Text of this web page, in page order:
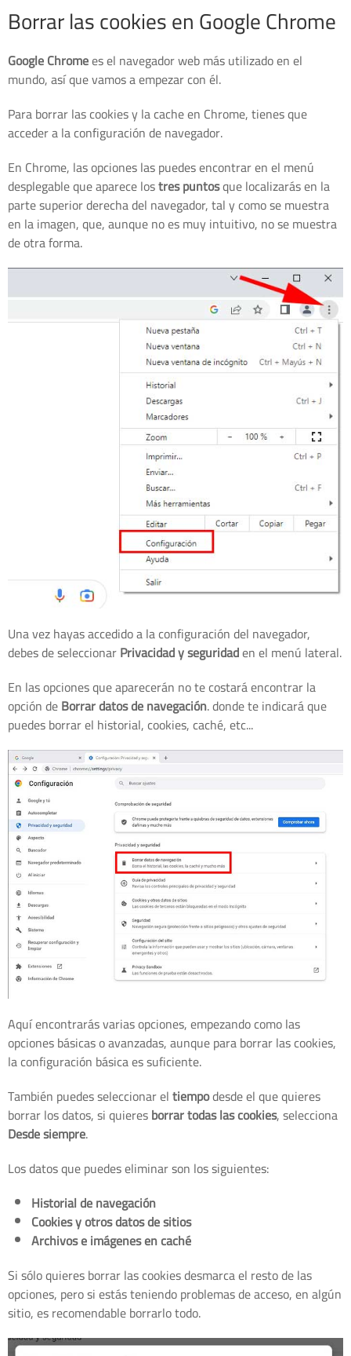
Borrar las cookies en Google Chrome
Google Chromees el navegador web más utilizado en el
mundo, así que vamos a empezar con él.
Para borrar las cookies y la cache en Chrome, tienes que
acceder a la configuración de navegador.
En Chrome, las opciones las puedes encontrar en el menú
desplegable que aparece lostres puntosque localizarás en la
parte superior derecha del navegador, tal y como se muestra
en la imagen, que, aunque no es muy intuitivo, no se muestra
de otra forma.
Una vez hayas accedido a la configuración del navegador,
debes de seleccionarPrivacidad y seguridaden el menú lateral.
En las opciones que aparecerán no te costará encontrar la
opción deBorrar datos de navegación. donde te indicará que
puedes borrar el historial, cookies, caché, etc...
Aquí encontrarás varias opciones, empezando como las
opciones básicas o avanzadas, aunque para borrar las cookies,
la configuración básica es suficiente.
También puedes seleccionar eltiempodesde el que quieres
borrar los datos, si quieresborrar todas las cookies, selecciona
Desde siempre.
Los datos que puedes eliminar son los siguientes:
Historial de navegación
Cookies y otros datos de sitios
Archivos e imágenes en caché
Si sólo quieres borrar las cookies desmarca el resto de las
opciones, pero si estás teniendo problemas de acceso, en algún
sitio, es recomendable borrarlo todo.